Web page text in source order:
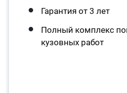
Гарантия от 3 лет
Полный комплекс
кузовных работ